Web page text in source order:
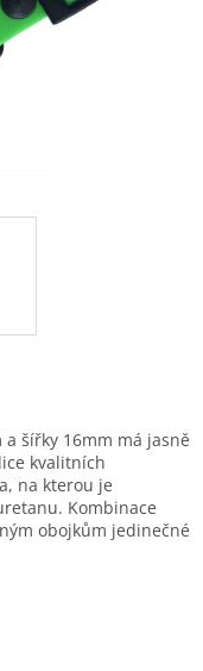
šířky 16mm má jasně
kvalitních
na kterou je
Kombinace
obojkům jedinečné